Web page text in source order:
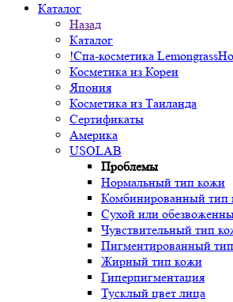
Каталог
Назад
Каталог
!Спа-косметика
Косметика из Кореи
Япония
Косметика из Таиланда
Сертификаты
Америка
USOLAB
Проблемы
Нормальный тип кожи
Комбинированный тип
Сухой или
Чувствительный тип
Пигментированный
Жирный тип кожи
Гиперпигментация
Тусклый цвет лица